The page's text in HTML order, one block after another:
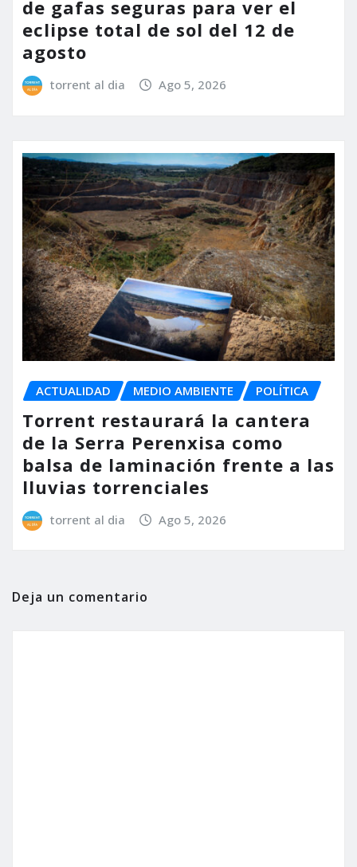
de gafas seguras para ver el
eclipse total de sol del 12 de
agosto
torrent al dia Ago 5, 2026
ACTUALIDAD MEDIO AMBIENTE POLÍTICA
Torrent restaurará la cantera
de la Serra Perenxisa como
balsa de laminación frente a las
lluvias torrenciales
torrent al dia Ago 5, 2026
Deja un comentario